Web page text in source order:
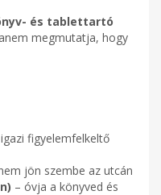
és tablettartó
megmutatja, hogy
figyelemfelkeltő
jön szembe az utcán
– óvja a könyved és